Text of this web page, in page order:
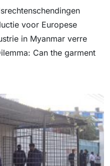
voor Europese
in Myanmar verre
Can the garment